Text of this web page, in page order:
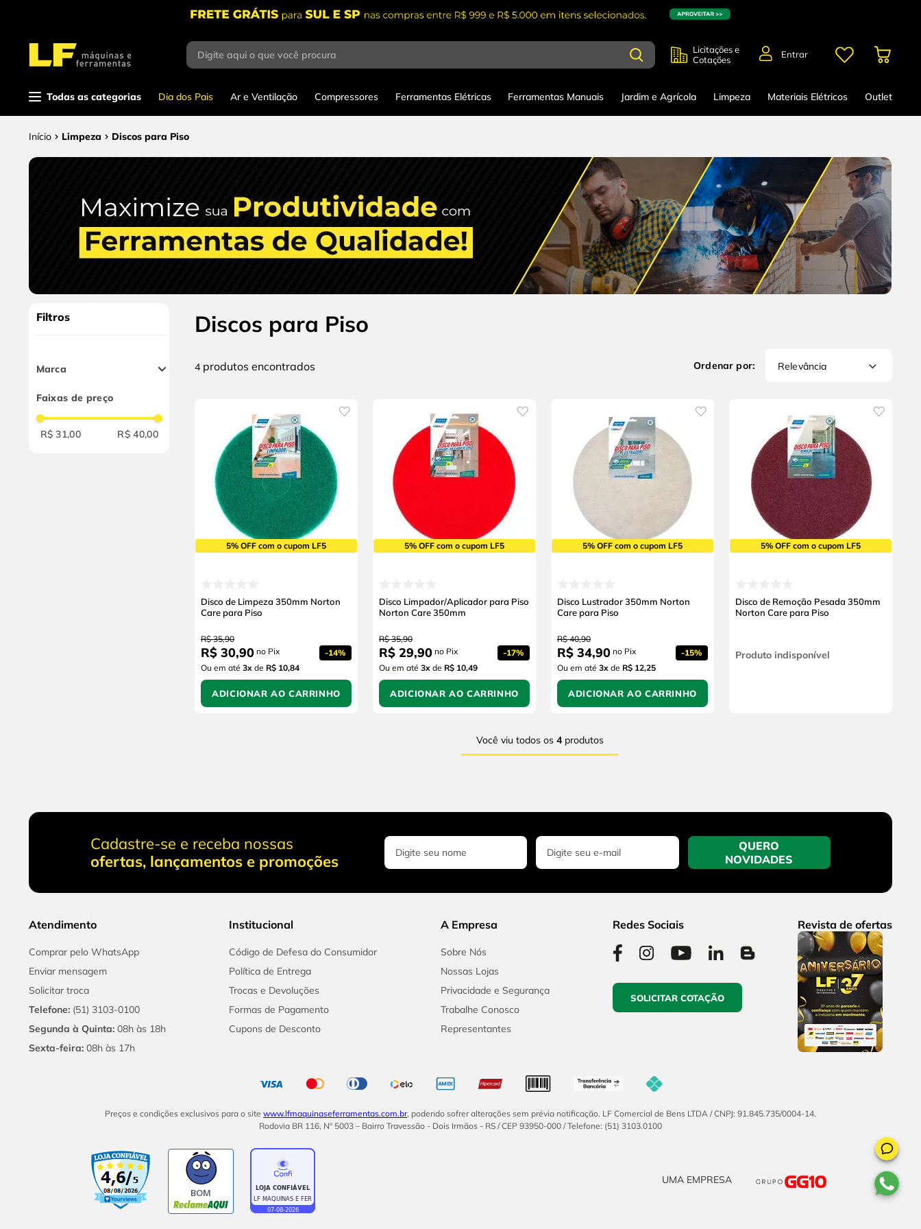
Digite aqui o que você procura
Licitações e
Cotações
Entrar
Todas as categorias Dia dos Pais Ar e Ventilação Compressores Ferramentas Elétricas Ferramentas Manuais Jardim e Agrícola Limpeza Materiais Elétricos Outlet
Limpeza Discos para Piso
Filtros
Marca
Faixas de preço
R$ 31,00 R$ 40,00
Discos para Piso
4 produtos Relevância
5% OFF com o cupom LF5
Disco de Limpeza 350mm Norton
Care para Piso
R$ 35,90
R$ 30,90 no Pix -14%
Ou em até 3x de R$ 10,84
ADICIONAR AO CARRINHO
5% OFF com o cupom LF5
Disco Limpador/Aplicador para Piso
Norton Care 350mm
R$ 35,90
R$ 29,90 no Pix -17%
Ou em até 3x de R$ 10,49
ADICIONAR AO CARRINHO
5% OFF com o cupom LF5
Disco Lustrador 350mm Norton
Care para Piso
R$ 40,90
R$ 34,90 no Pix -15%
Ou em até 3x de R$ 12,25
ADICIONAR AO CARRINHO
5% OFF com o cupom LF5
Disco de Remoção Pesada 350mm
Norton Care para Piso
Produto indisponível
Você viu todos os 4produtos
Cadastre-se e receba nossas
ofertas, lançamentos e promoções
QUERO
NOVIDADES
Atendimento
Comprar pelo WhatsApp
Enviar mensagem
Solicitar troca
Telefone: (51) 3103-0100
Segunda à Quinta: 08h às 18h
Sexta-feira: 08h às 17h
Institucional
Código de Defesa do Consumidor
Política de Entrega
Trocas e Devoluções
Formas de Pagamento
Cupons de Desconto
A Empresa
Sobre Nós
Nossas Lojas
Privacidade e Segurança
Trabalhe Conosco
Representantes
Redes Sociais
SOLICITAR COTAÇÃO
Revista de ofertas
Preços e condições exclusivos para o site www.lfmaquinaseferramentas.com.br, podendo sofrer alterações sem prévia notificação. LF Comercial de Bens LTDA / CNPJ: 91.845.735/0004-14.
Rodovia BR 116, Nº 5003 – Bairro Travessão - Dois Irmãos - RS / CEP 93950-000 / Telefone: (51) 3103.0100
BOM
UMA EMPRESA
Termos mais
buscados
parafusadeira
serra circular
chave impacto